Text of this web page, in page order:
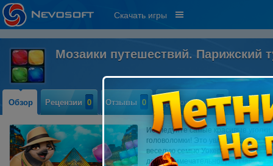
Скачать игры
Мозаики путешествий. Парижский
Обзор Рецензии 0 Отзывы 0 Прохождение 0
Исследуйте самые красивые
головоломки! Это увлекательное
веселую семью Уокеров,
достопримечательностям Парижа.